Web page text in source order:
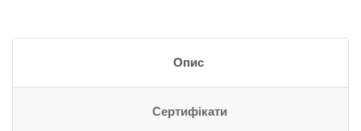
Опис
Сертифікати